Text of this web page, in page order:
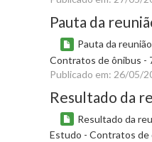
Pauta da
Pauta da
Contratos de ônibus -
Publicado em: 26/05/
Resultado da
Resultado da
Estudo - Contratos de